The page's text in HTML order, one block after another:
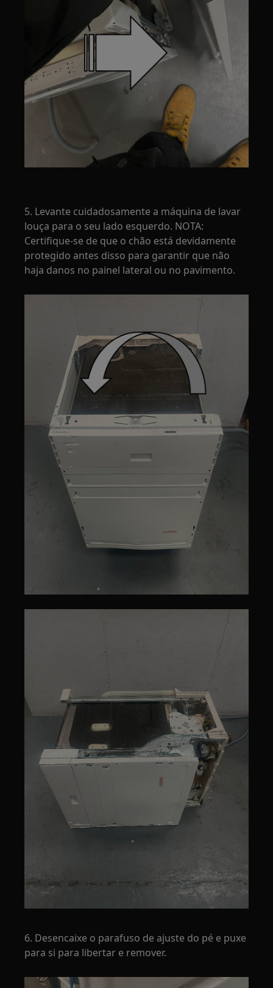
5. Levante cuidadosamente a máquina de lavar
louça para o seu lado esquerdo. NOTA:
Certifique-se de que o chão está devidamente
protegido antes disso para garantir que não
haja danos no painel lateral ou no pavimento.
6. Desencaixe o parafuso de ajuste do pé e puxe
para si para libertar e remover.